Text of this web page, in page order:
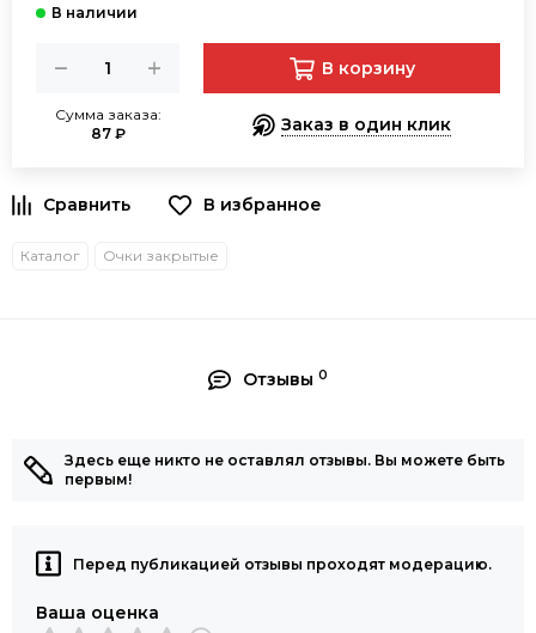
Сумма заказа:
87 ₽
В корзину
Заказ в один клик
В избранное
Каталог Очки закрытые
Отзывы 0
Здесь еще никто не оставлял отзывы. Вы можете быть
первым!
Перед публикацией отзывы проходят модерацию.
Ваша оценка